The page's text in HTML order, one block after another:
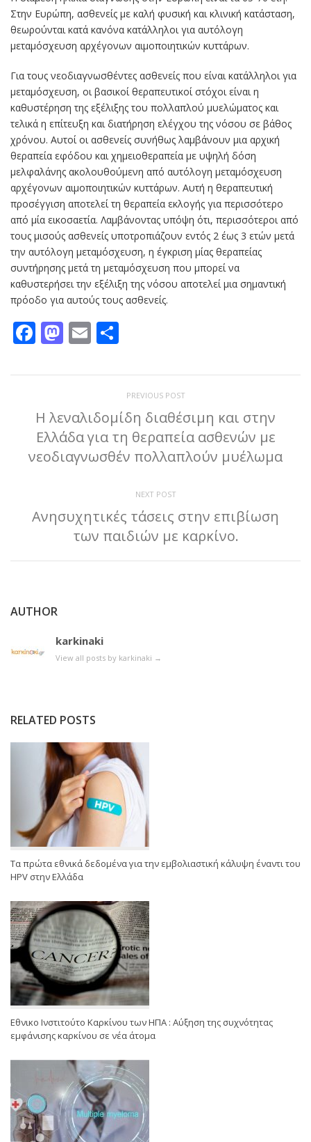
Στην Ευρώπη, ασθενείς με καλή φυσική και κλινική κατάσταση,
θεωρούνται κατά κανόνα κατάλληλοι για αυτόλογη
μεταμόσχευση αρχέγονων αιμοποιητικών κυττάρων.
Για τους νεοδιαγνωσθέντες ασθενείς που είναι κατάλληλοι για
μεταμόσχευση, οι βασικοί θεραπευτικοί στόχοι είναι η
καθυστέρηση της εξέλιξης του πολλαπλού μυελώματος και
τελικά η επίτευξη και διατήρηση ελέγχου της νόσου σε βάθος
χρόνου. Αυτοί οι ασθενείς συνήθως λαμβάνουν μια αρχική
θεραπεία εφόδου και χημειοθεραπεία με υψηλή δόση
μελφαλάνης ακολουθούμενη από αυτόλογη μεταμόσχευση
αρχέγονων αιμοποιητικών κυττάρων. Αυτή η θεραπευτική
προσέγγιση αποτελεί τη θεραπεία εκλογής για περισσότερο
από μία εικοσαετία. Λαμβάνοντας υπόψη ότι, περισσότεροι από
τους μισούς ασθενείς υποτροπιάζουν εντός 2 έως 3 ετών μετά
την αυτόλογη μεταμόσχευση, η έγκριση μίας θεραπείας
συντήρησης μετά τη μεταμόσχευση που μπορεί να
καθυστερήσει την εξέλιξη της νόσου αποτελεί μια σημαντική
πρόοδο για αυτούς τους ασθενείς.
Facebook
Mastodon
Email
PREVIOUS POST
Η λεναλιδομίδη διαθέσιμη και στην
Ελλάδα για τη θεραπεία ασθενών με
νεοδιαγνωσθέν πολλαπλoύν μυέλωμα
NEXT POST
Ανησυχητικές τάσεις στην επιβίωση
των παιδιών με καρκίνο.
AUTHOR
karkinaki
View all posts by karkinaki →
RELATED POSTS
Τα πρώτα εθνικά δεδομένα για την εμβολιαστική κάλυψη έναντι του
HPV στην Ελλάδα
Εθνικο Ινστιτούτο Καρκίνου των ΗΠΑ : Αύξηση της συχνότητας
εμφάνισης καρκίνου σε νέα άτομα